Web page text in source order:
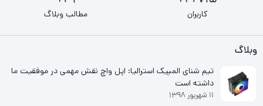
ورودی میکروفون و خروجی هدفون می باشند. استقامت اسکلت
کیس نیز با تعبیه ی پایه های مستحکم زیرین تقویت شده و از
قطعات داخلی در برابر لرزش و دیگر آسیب ها محافظت خواهد
شد.
کاربران مطالب وبلاگ
وبلاگ
تیم شنای المپیک استرالیا: اپل واچ نقش مهمی در موفقیت ما
داشته است
۱۱ شهریور ۱۳۹۸